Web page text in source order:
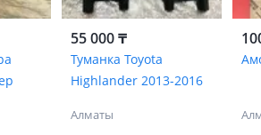
55 000 ₸
Туманка Toyota
Highlander 2013-2016
Алматы